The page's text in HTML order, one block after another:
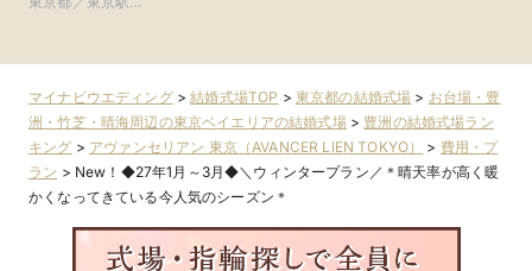
マイナビウエディング>結婚式場TOP > 東京都の結婚式場 > お台場・豊
洲・竹芝・晴海周辺の東京ベイエリアの結婚式場> 豊洲の結婚式場ラン
キング > アヴァンセリアン 東京（AVANCER LIEN TOKYO） > 費用・プ
ラン > New！◆27年1月～3月◆＼ウィンタープラン／＊晴天率が高く暖
かくなってきている今人気のシーズン＊